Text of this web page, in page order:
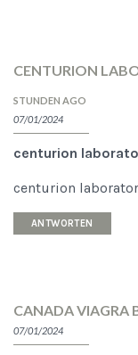
CENTURION
STUNDEN AGO
07/01/2024
centurion
centurion
ANTWORTEN
CANADA VIAGRA
07/01/2024